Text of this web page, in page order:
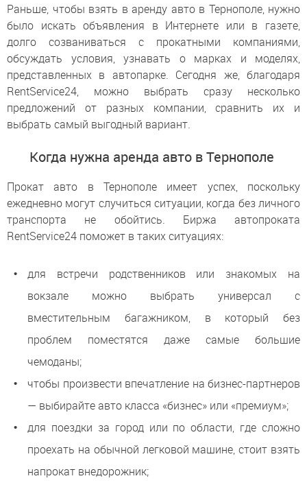
Раньше, чтобы взять в аренду авто в Тернополе, нужно
было искать объявления в Интернете или в газете,
долго созваниваться с прокатными компаниями,
обсуждать условия, узнавать о марках и моделях,
представленных в автопарке. Сегодня же, благодаря
RentService24, можно выбрать сразу несколько
предложений от разных компании, сравнить их и
выбрать самый выгодный вариант.
Когда нужна аренда авто в Тернополе
Прокат авто в Тернополе имеет успех, поскольку
ежедневно могут случиться ситуации, когда без личного
транспорта не обойтись. Биржа автопроката
RentService24 поможет в таких ситуациях:
для встречи родственников или знакомых на
вокзале можно выбрать универсал с
вместительным багажником, в который без
проблем поместятся даже самые большие
чемоданы;
чтобы произвести впечатление на бизнес-партнеров
— выбирайте авто класса «бизнес» или «премиум»;
для поездки за город или по области, где сложно
проехать на обычной легковой машине, стоит взять
напрокат внедорожник;